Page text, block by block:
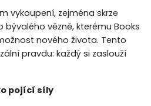
vykoupení, zejména skrze
vězně, kterému Books
nového života. Tento
pravdu: každý si zaslouží
pojící síly